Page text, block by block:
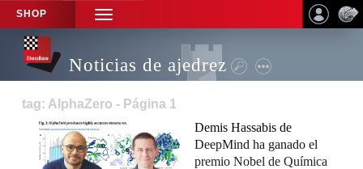
SHOP
TOGGLE
NAVIGATION
Noticias de ajedrez
tag: AlphaZero - Página 1
Demis Hassabis de
DeepMind ha ganado el
premio Nobel de Química